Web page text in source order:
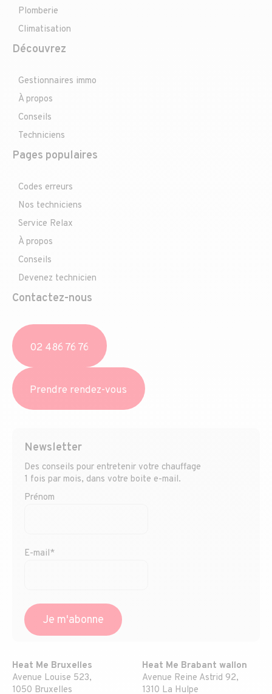
Plomberie
Climatisation
Découvrez
Gestionnaires immo
À propos
Conseils
Techniciens
Pages populaires
Codes erreurs
Nos techniciens
Service Relax
À propos
Conseils
Devenez technicien
Contactez-nous
02 486 76 76
Prendre rendez-vous
Newsletter
Des conseils pour entretenir votre chauffage
1 fois par mois, dans votre boite e-mail.
Prénom
E-mail*
Heat Me Bruxelles
Avenue Louise 523,
1050 Bruxelles
Heat Me Brabant wallon
Avenue Reine Astrid 92,
1310 La Hulpe